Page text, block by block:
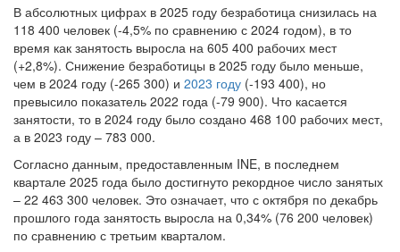
В абсолютных цифрах в 2025 году безработица снизилась на
118 400 человек (-4,5% по сравнению с 2024 годом), в то
время как занятость выросла на 605 400 рабочих мест
(+2,8%). Снижение безработицы в 2025 году было меньше,
чем в 2024 году (-265 300) и 2023 году (-193 400), но
превысило показатель 2022 года (-79 900). Что касается
занятости, то в 2024 году было создано 468 100 рабочих мест,
а в 2023 году – 783 000.
Согласно данным, предоставленным INE, в последнем
квартале 2025 года было достигнуто рекордное число занятых
– 22 463 300 человек. Это означает, что с октября по декабрь
прошлого года занятость выросла на 0,34% (76 200 человек)
по сравнению с третьим кварталом.